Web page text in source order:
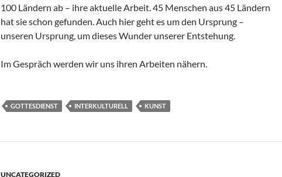
100 Ländern ab – ihre aktuelle Arbeit. 45 Menschen aus 45 Ländern
hat sie schon gefunden. Auch hier geht es um den Ursprung –
unseren Ursprung, um dieses Wunder unserer Entstehung.
Im Gespräch werden wir uns ihren Arbeiten nähern.
GOTTESDIENST INTERKULTURELL KUNST
UNCATEGORIZED